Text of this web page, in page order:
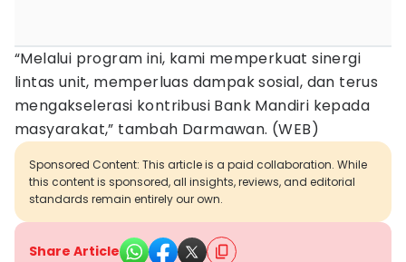
“Melalui program ini, kami memperkuat sinergi
lintas unit, memperluas dampak sosial, dan terus
mengakselerasi kontribusi Bank Mandiri kepada
masyarakat,” tambah Darmawan. (WEB)
Sponsored Content: This article is a paid collaboration. While
this content is sponsored, all insights, reviews, and editorial
standards remain entirely our own.
Share Article